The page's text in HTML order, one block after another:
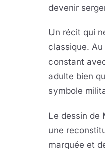
devenir
Un récit qui
classique.
constant
adulte bien
symbole
Le dessin de
une
marquée et